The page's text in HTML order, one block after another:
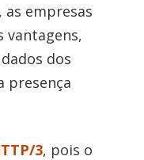
as empresas
vantagens,
dos
presença
3, pois o